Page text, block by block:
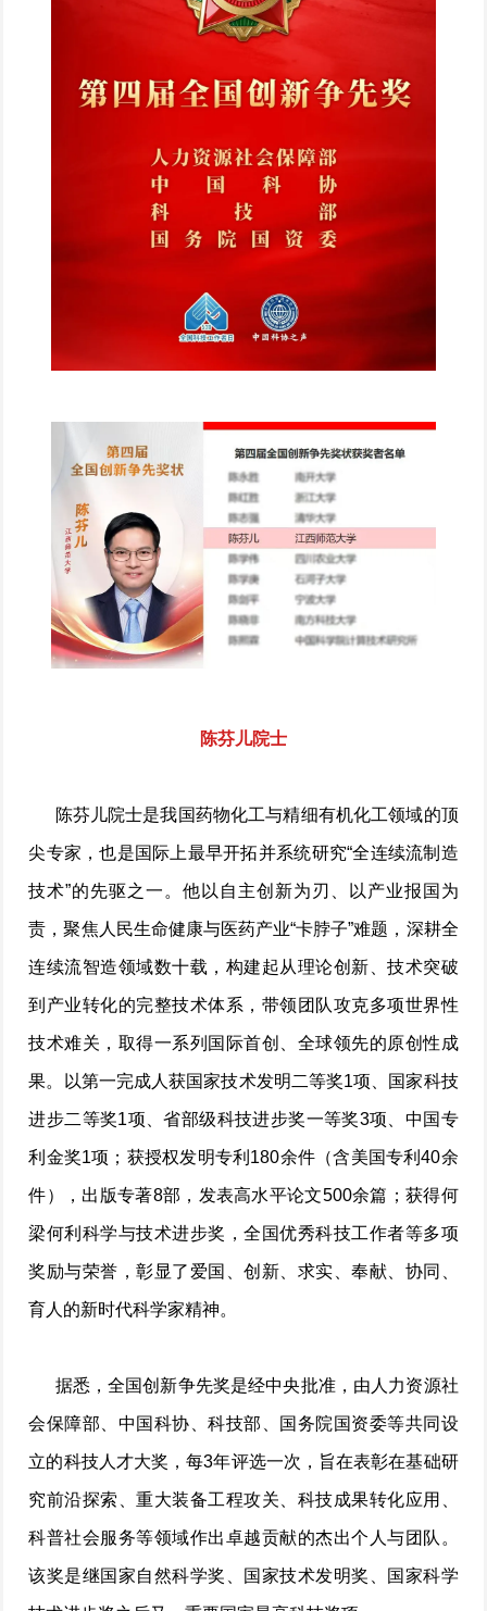
陈芬儿院士
陈芬儿院士是我国药物化工与精细有机化工领域的顶
尖专家，也是国际上最早开拓并系统研究“全连续流制造
技术”的先驱之一。他以自主创新为刃、以产业报国为
责，聚焦人民生命健康与医药产业“卡脖子”难题，深耕全
连续流智造领域数十载，构建起从理论创新、技术突破
到产业转化的完整技术体系，带领团队攻克多项世界性
技术难关，取得一系列国际首创、全球领先的原创性成
果。以第一完成人获国家技术发明二等奖1项、国家科技
进步二等奖1项、省部级科技进步奖一等奖3项、中国专
利金奖1项；获授权发明专利180余件（含美国专利40余
件），出版专著8部，发表高水平论文500余篇；获得何
梁何利科学与技术进步奖，全国优秀科技工作者等多项
奖励与荣誉，彰显了爱国、创新、求实、奉献、协同、
育人的新时代科学家精神。
据悉，全国创新争先奖是经中央批准，由人力资源社
会保障部、中国科协、科技部、国务院国资委等共同设
立的科技人才大奖，每3年评选一次，旨在表彰在基础研
究前沿探索、重大装备工程攻关、科技成果转化应用、
科普社会服务等领域作出卓越贡献的杰出个人与团队。
该奖是继国家自然科学奖、国家技术发明奖、国家科学